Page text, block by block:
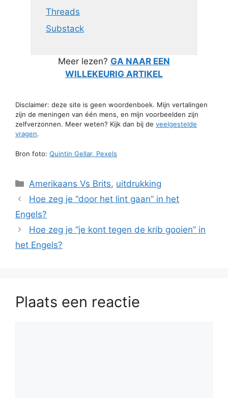
Threads
Substack
Meer lezen? GA NAAR EEN
WILLEKEURIG ARTIKEL
Disclaimer: deze site is geen woordenboek. Mijn vertalingen
zijn de meningen van één mens, en mijn voorbeelden zijn
zelfverzonnen. Meer weten? Kijk dan bij de veelgestelde
vragen.
Bron foto: Quintin Gellar, Pexels
Categorieën
Amerikaans Vs Brits, uitdrukking
Hoe zeg je “door het lint gaan” in het
Engels?
Hoe zeg je “je kont tegen de krib gooien” in
het Engels?
Plaats een reactie